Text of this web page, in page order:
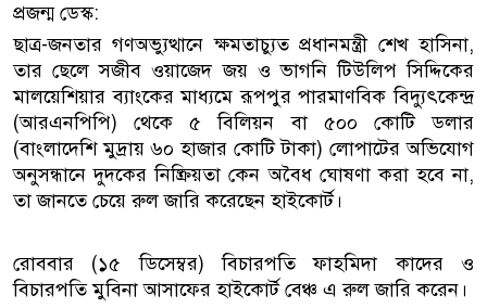
প্রজন্ম ডেস্ক:
ছাত্র-জনতার গণঅভ্যুত্থানে ক্ষমতাচ্যুত প্রধানমন্ত্রী শেখ হাসিনা,
তার ছেলে সজীব ওয়াজেদ জয় ও ভাগনি টিউলিপ সিদ্দিকের
মালয়েশিয়ার ব্যাংকের মাধ্যমে রূপপুর পারমাণবিক বিদ্যুৎকেন্দ্র
(আরএনপিপি) থেকে ৫ বিলিয়ন বা ৫০০ কোটি ডলার
(বাংলাদেশি মুদ্রায় ৬০ হাজার কোটি টাকা) লোপাটের অভিযোগ
অনুসন্ধানে দুদকের নিষ্ক্রিয়তা কেন অবৈধ ঘোষণা করা হবে না,
তা জানতে চেয়ে রুল জারি করেছেন হাইকোর্ট।
রোববার (১৫ ডিসেম্বর) বিচারপতি ফাহমিদা কাদের ও
বিচারপতি মুবিনা আসাফের হাইকোর্ট বেঞ্চ এ রুল জারি করেন।